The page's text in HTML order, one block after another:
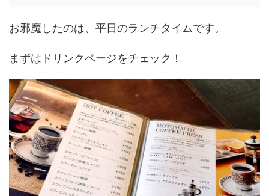
お邪魔したのは、平日のランチタイムです。
まずはドリンクページをチェック！